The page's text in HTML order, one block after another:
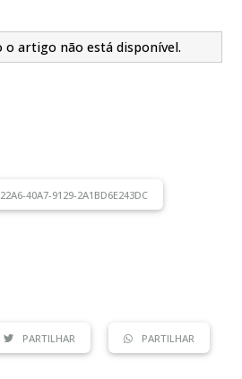
o artigo não está disponível.
40A7-9129-2A1BD6E243DC
PARTILHAR PARTILHAR